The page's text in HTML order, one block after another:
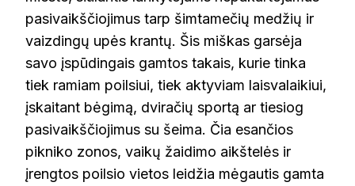
pasivaikščiojimus tarp šimtamečių medžių ir
vaizdingų upės krantų. Šis miškas garsėja
savo įspūdingais gamtos takais, kurie tinka
tiek ramiam poilsiui, tiek aktyviam laisvalaikiui,
įskaitant bėgimą, dviračių sportą ar tiesiog
pasivaikščiojimus su šeima. Čia esančios
pikniko zonos, vaikų žaidimo aikštelės ir
įrengtos poilsio vietos leidžia mėgautis gamta